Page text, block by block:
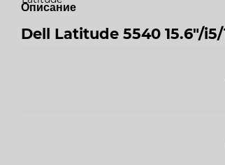
Описание
Dell Latitude 5540 15.6"/i5/